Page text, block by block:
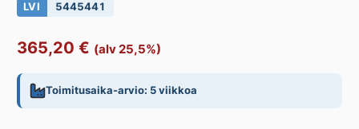
LVI 5445441
365,20 € (alv 25,5%)
Toimitusaika-arvio: 5 viikkoa